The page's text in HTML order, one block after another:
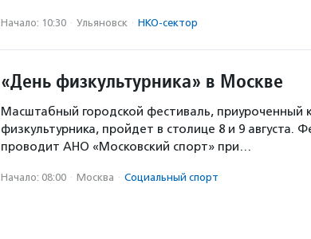
Начало: 10:30 · Ульяновск · НКО-сектор
«День физкультурника» в Москве
Масштабный городской фестиваль, приуроченный
физкультурника, пройдет в столице 8 и 9 августа.
проводит АНО «Московский спорт» при…
Начало: 08:00 · Москва · Социальный спорт